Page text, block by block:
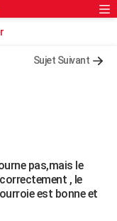
Sujet Suivant
pas,mais le
, le
est bonne et